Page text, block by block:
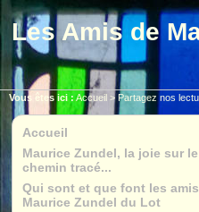
Les Amis de
Vous êtes ici : Accueil > Partagez nos
Accueil
Maurice Zundel, la joie sur le
chemin tracé...
Qui sont et que font les
Maurice Zundel du Lot